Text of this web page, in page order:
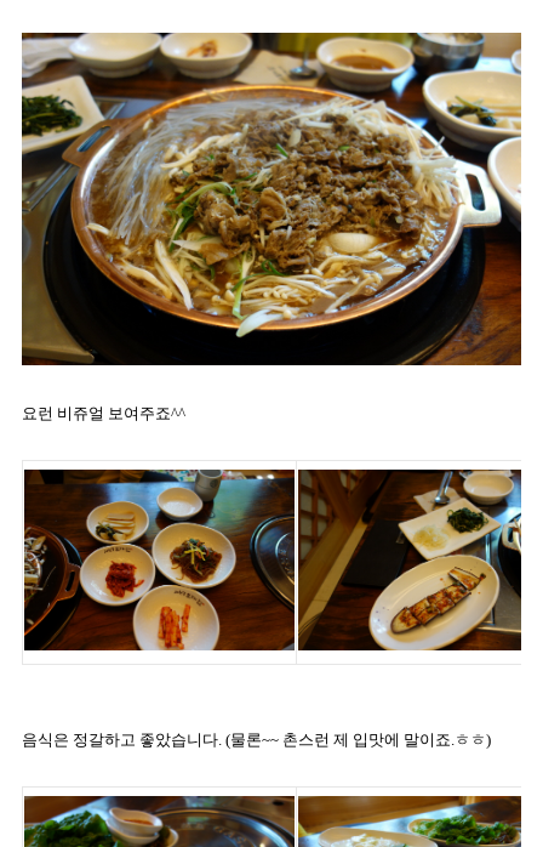
요런 비쥬얼 보여주죠^^
음식은 정갈하고 좋았습니다. (물론~~ 촌스런 제 입맛에 말이죠.ㅎㅎ)